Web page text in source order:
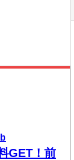
GET！前